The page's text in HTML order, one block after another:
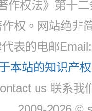
作权法》第十
权。网站绝非
代表的电邮
本站的知识产
us 联系我